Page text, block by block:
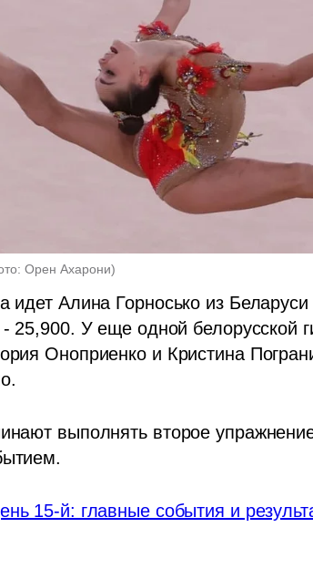
Орен Ахарони)
идет Алина Горносько из
25,900. У еще одной белорусской
Оноприенко и Кристина
выполнять второе
15-й: главные события и